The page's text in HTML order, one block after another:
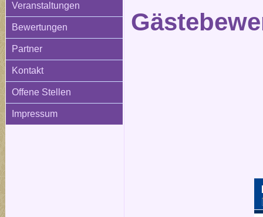
Veranstaltungen
Bewertungen
Partner
Kontakt
Offene Stellen
Impressum